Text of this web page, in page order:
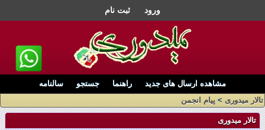
ورود ثبت نام
مشاهده ارسال های جدید راهنما جستجو
سالنامه
تالار میدوری > پیام انجمن
تالار میدوری